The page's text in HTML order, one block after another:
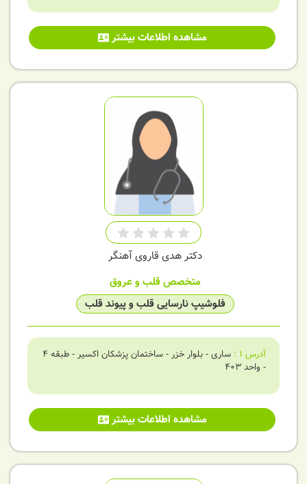
مشاهده اطلاعات بیشتر
دکتر هدی قاروی آهنگر
متخصص قلب و عروق
فلوشیپ نارسایی قلب و پیوند قلب
آدرس 1
:
ساری - بلوار خزر - ساختمان پزشکان اکسیر - طبقه 4
- واحد 403
مشاهده اطلاعات بیشتر